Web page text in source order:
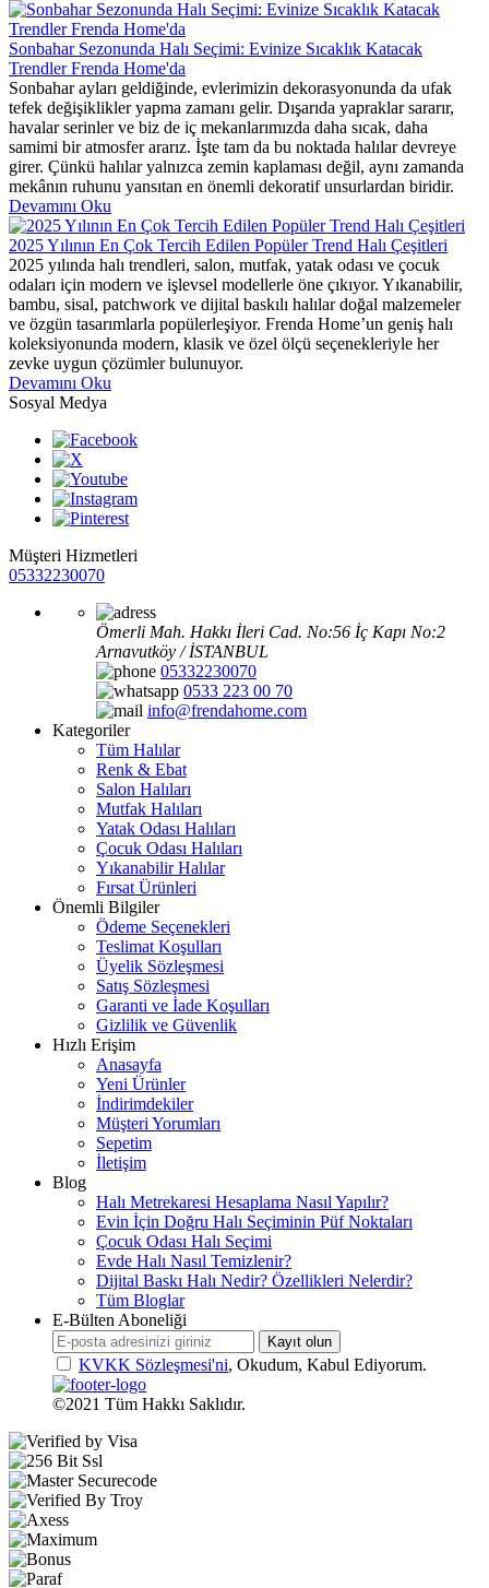
Sonbahar Sezonunda Halı Seçimi: Evinize Sıcaklık Katacak
Trendler Frenda Home'da
Sonbahar ayları geldiğinde, evlerimizin dekorasyonunda da ufak
tefek değişiklikler yapma zamanı gelir. Dışarıda yapraklar sararır,
havalar serinler ve biz de iç mekanlarımızda daha sıcak, daha
samimi bir atmosfer ararız. İşte tam da bu noktada halılar devreye
girer. Çünkü halılar yalnızca zemin kaplaması değil, aynı zamanda
mekânın ruhunu yansıtan en önemli dekoratif unsurlardan biridir.
Devamını Oku
2025 Yılının En Çok Tercih Edilen Popüler Trend Halı Çeşitleri
2025 yılında halı trendleri, salon, mutfak, yatak odası ve çocuk
odaları için modern ve işlevsel modellerle öne çıkıyor. Yıkanabilir,
bambu, sisal, patchwork ve dijital baskılı halılar doğal malzemeler
ve özgün tasarımlarla popülerleşiyor. Frenda Home’un geniş halı
koleksiyonunda modern, klasik ve özel ölçü seçenekleriyle her
zevke uygun çözümler bulunuyor.
Devamını Oku
Sosyal Medya
Müşteri Hizmetleri
05332230070
Ömerli Mah. Hakkı İleri Cad. No:56 İç Kapı No:2
Arnavutköy / İSTANBUL
05332230070
0533 223 00 70
info@frendahome.com
Kategoriler
Tüm Halılar
Renk & Ebat
Salon Halıları
Mutfak Halıları
Yatak Odası Halıları
Çocuk Odası Halıları
Yıkanabilir Halılar
Fırsat Ürünleri
Önemli Bilgiler
Ödeme Seçenekleri
Teslimat Koşulları
Üyelik Sözleşmesi
Satış Sözleşmesi
Garanti ve İade Koşulları
Gizlilik ve Güvenlik
Hızlı Erişim
Anasayfa
Yeni Ürünler
İndirimdekiler
Müşteri Yorumları
Sepetim
İletişim
Blog
Halı Metrekaresi Hesaplama Nasıl Yapılır?
Evin İçin Doğru Halı Seçiminin Püf Noktaları
Çocuk Odası Halı Seçimi
Evde Halı Nasıl Temizlenir?
Dijital Baskı Halı Nedir? Özellikleri Nelerdir?
Tüm Bloglar
E-Bülten Aboneliği
Kayıt olun
KVKK Sözleşmesi'ni, Okudum, Kabul Ediyorum.
©2021 Tüm Hakkı Saklıdır.